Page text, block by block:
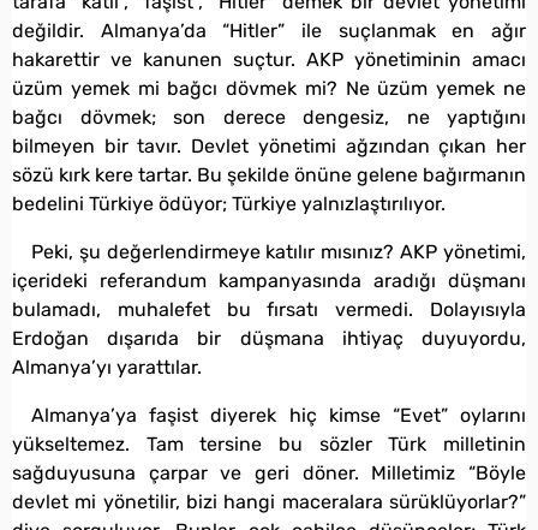
değildir. Almanya’da “Hitler” ile suçlanmak en ağır
hakarettir ve kanunen suçtur. AKP yönetiminin amacı
üzüm yemek mi bağcı dövmek mi? Ne üzüm yemek ne
bağcı dövmek; son derece dengesiz, ne yaptığını
bilmeyen bir tavır. Devlet yönetimi ağzından çıkan her
sözü kırk kere tartar. Bu şekilde önüne gelene bağırmanın
bedelini Türkiye ödüyor; Türkiye yalnızlaştırılıyor.
Peki, şu değerlendirmeye katılır mısınız? AKP yönetimi,
içerideki referandum kampanyasında aradığı düşmanı
bulamadı, muhalefet bu fırsatı vermedi. Dolayısıyla
Erdoğan dışarıda bir düşmana ihtiyaç duyuyordu,
Almanya’yı yarattılar.
Almanya’ya faşist diyerek hiç kimse “Evet” oylarını
yükseltemez. Tam tersine bu sözler Türk milletinin
sağduyusuna çarpar ve geri döner. Milletimiz “Böyle
devlet mi yönetilir, bizi hangi maceralara sürüklüyorlar?”